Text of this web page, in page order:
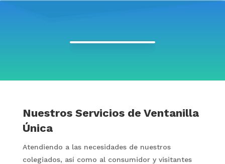
Nuestros Servicios de Ventanilla
Única
Atendiendo a las necesidades de nuestros
colegiados, así como al consumidor y visitantes